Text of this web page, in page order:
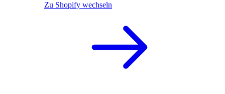
Zu Shopify wechseln